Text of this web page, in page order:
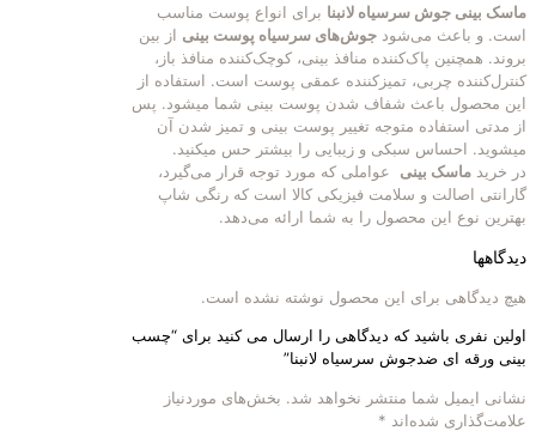
ماسک بینی جوش سرسیاه لانبنا برای انواع پوست‌ مناسب
است. و باعث می‌شود جوش‌های سرسیاه پوست بینی از بین
بروند. همچنین پاک‌کننده منافذ بینی، کوچک‌کننده منافذ باز،
کنترل‌کننده چربی، تمیزکننده عمقی پوست است. استفاده از
این محصول باعث شفاف شدن پوست بینی شما میشود. پس
از مدتی استفاده متوجه تغییر پوست بینی و تمیز شدن آن
میشوید. احساس سبکی و زیبایی را بیشتر حس میکنید.
در خرید ماسک بینی عواملی که مورد توجه قرار می‌گیرد،
گارانتی اصالت و سلامت فیزیکی کالا است که رنگی شاپ
بهترین نوع این محصول را به شما ارائه می‌دهد.
دیدگاهها
هیچ دیدگاهی برای این محصول نوشته نشده است.
اولین نفری باشید که دیدگاهی را ارسال می کنید برای “چسب
بینی ورقه ای ضدجوش سرسیاه لانبنا”
نشانی ایمیل شما منتشر نخواهد شد. بخش‌های موردنیاز
علامت‌گذاری شده‌اند *